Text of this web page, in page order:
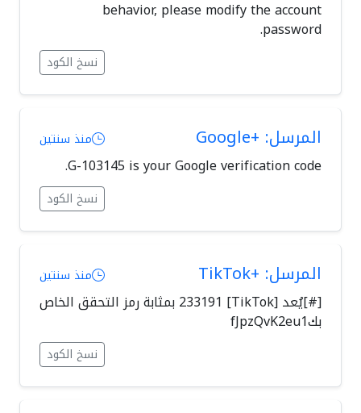
behavior, please modify the account
password.
نسخ الكود
المرسل: +Google منذ سنتين
G-103145 is your Google verification code.
نسخ الكود
المرسل: +TikTok منذ سنتين
[#]يُعد [TikTok] 233191 بمثابة رمز التحقق الخاص
بكfJpzQvK2eu1
نسخ الكود